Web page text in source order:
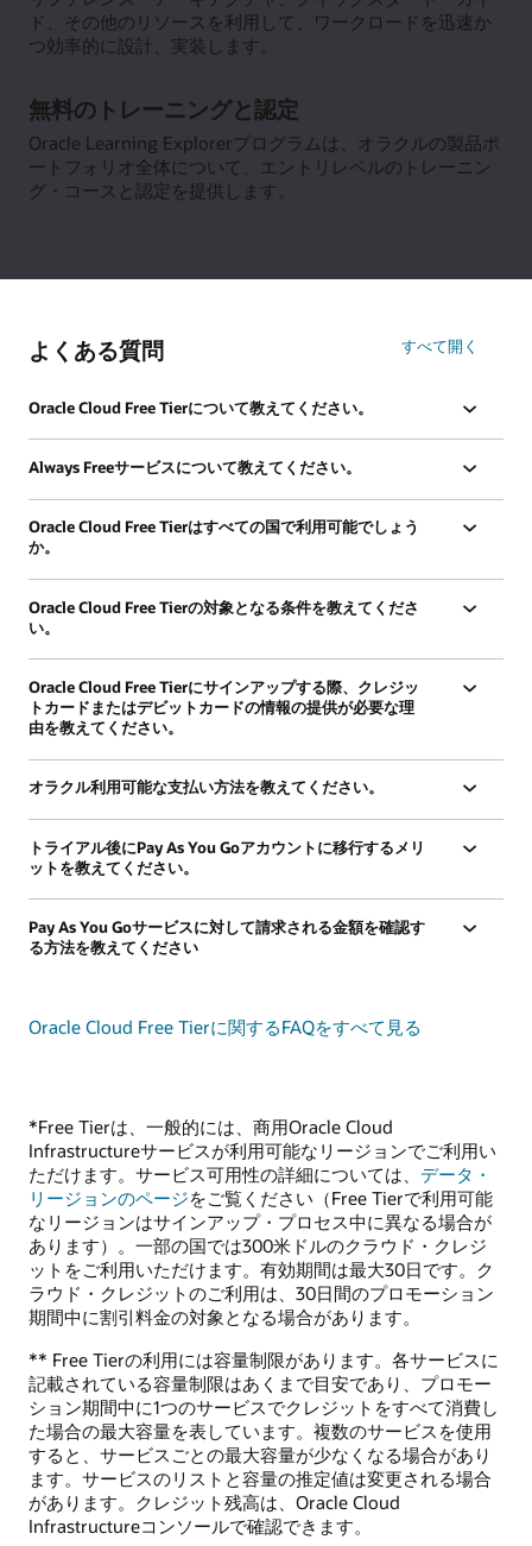
の
詳
細
ド、その他のリソースを利用して、ワークロードを迅速か
つ効率的に設計、実装します。
Architecture
Center
の
詳
細
無料のトレーニングと認定
Oracle Learning Explorerプログラムは、オラクルの製品ポ
ートフォリオ全体について、エントリレベルのトレーニン
グ・コースと認定を提供します。
の
ー
ン
グ
と
認
定
の
詳
よくある質問 すべて開く
Oracle Cloud Free Tierについて教えてください。
Always Freeサービスについて教えてください。
Oracle Cloud Free Tierはすべての国で利用可能でしょう
か。
Oracle Cloud Free Tierの対象となる条件を教えてくださ
い。
Oracle Cloud Free Tierにサインアップする際、クレジッ
トカードまたはデビットカードの情報の提供が必要な理
由を教えてください。
オラクル利用可能な支払い方法を教えてください。
トライアル後にPay As You Goアカウントに移行するメリ
ットを教えてください。
Pay As You Goサービスに対して請求される金額を確認す
る方法を教えてください
Oracle Cloud Free Tierに関するFAQをすべて見る
*Free Tierは、一般的には、商用Oracle Cloud
Infrastructureサービスが利用可能なリージョンでご利用い
ただけます。サービス可用性の詳細については、 データ・
リージョンのページをご覧ください（Free Tierで利用可能
なリージョンはサインアップ・プロセス中に異なる場合が
あります）。一部の国では300米ドルのクラウド・クレジ
ットをご利用いただけます。有効期間は最大30日です。ク
ラウド・クレジットのご利用は、30日間のプロモーション
期間中に割引料金の対象となる場合があります。
** Free Tierの利用には容量制限があります。各サービスに
記載されている容量制限はあくまで目安であり、プロモー
ション期間中に1つのサービスでクレジットをすべて消費し
た場合の最大容量を表しています。複数のサービスを使用
すると、サービスごとの最大容量が少なくなる場合があり
ます。サービスのリストと容量の推定値は変更される場合
があります。クレジット残高は、Oracle Cloud
Infrastructureコンソールで確認できます。